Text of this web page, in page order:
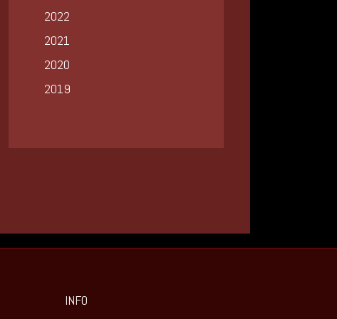
2022
2021
2020
2019
INFO